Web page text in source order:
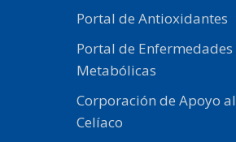
Portal de Antioxidantes
Portal de Enfermedades
Metabólicas
Corporación de Apoyo al
Celíaco